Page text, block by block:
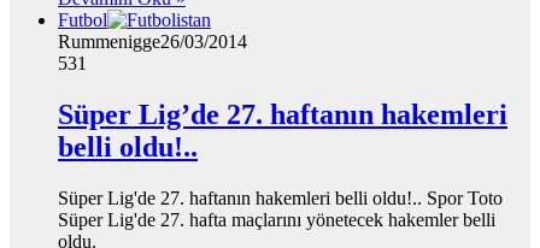
Futbol
Rummenigge26/03/2014
531
Süper Lig’de 27. haftanın hakemleri
belli oldu!..
Süper Lig'de 27. haftanın hakemleri belli oldu!.. Spor Toto
Süper Lig'de 27. hafta maçlarını yönetecek hakemler belli
oldu.